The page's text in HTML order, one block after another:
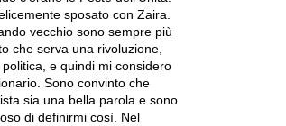
sposato con Zaira.
vecchio sono sempre più
che serva una rivoluzione,
e quindi mi considero
Sono convinto che
sia una bella parola e sono
di definirmi così. Nel